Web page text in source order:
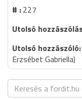
227
Erzsébet Gabriella)